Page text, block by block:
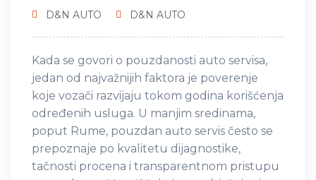
D&N AUTO D&N AUTO
Kada se govori o pouzdanosti auto servisa,
jedan od najvažnijih faktora je poverenje
koje vozači razvijaju tokom godina korišćenja
određenih usluga. U manjim sredinama,
poput Rume, pouzdan auto servis često se
prepoznaje po kvalitetu dijagnostike,
tačnosti procena i transparentnom pristupu